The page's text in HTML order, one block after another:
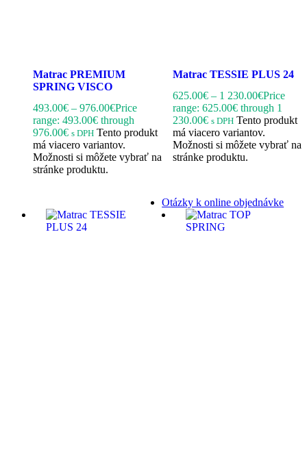
Matrac PREMIUM
SPRING VISCO
493.00€ – 976.00€Price
range: 493.00€ through
976.00€ s DPH Tento produkt
má viacero variantov.
Možnosti si môžete vybrať na
stránke produktu.
Matrac TESSIE PLUS 24
625.00€ – 1 230.00€Price
range: 625.00€ through 1
230.00€ s DPH Tento produkt
má viacero variantov.
Možnosti si môžete vybrať na
stránke produktu.
Otázky k online objednávke